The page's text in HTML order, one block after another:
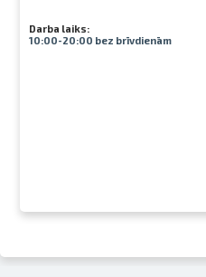
Darba laiks:
10:00-20:00 bez brīvdienām